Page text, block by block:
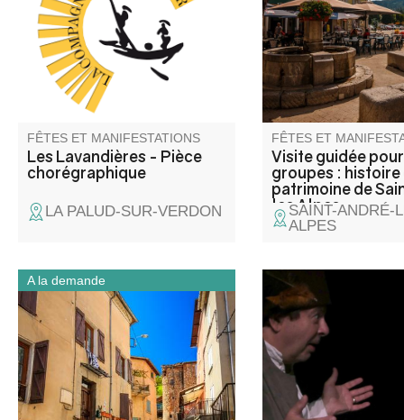
revivre la mémoire des lavoirs
et des lavandières en chant,
texte et danse. Atelier de
médiation pour les enfants
avant la représentation, autour
d'objets liés aux lavoirs.
FÊTES ET MANIFESTATIONS
Les Lavandières - Pièce
chorégraphique
LA PALUD-SUR-VERDON
retrace l’évolution de
André-les-Alpes,
carrefour façonné
échanges et les
humaines, du Moyen
l’époque
FÊTES ET
Visite guidée
groupes : histoire
patrimoine de
les Alpes
SAINT-ANDRÉ-
ALPES
Barrême est un village façonné
par son territoire : la roche,
l’eau et les voies de passage.
Installé au confluent de trois
Asse, au pied du plateau Saint-
Jean, il s’est déplacé au fil des
A la demande
Comment évoquer
2000 ans de théâtre
minutes ? C'est le
par les 2 comédiens
Dufour et Frank
racontant, au fil des